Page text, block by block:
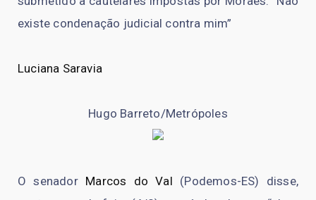
existe condenação judicial contra mim”
Luciana Saravia
Hugo Barreto/Metrópoles
O senador Marcos do Val (Podemos-ES) disse,